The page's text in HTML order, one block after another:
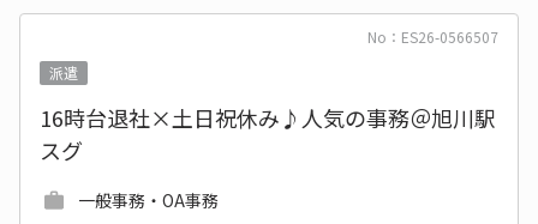
No：ES26-0566507
派遣
16時台退社×土日祝休み♪人気の事務＠旭川駅
スグ
一般事務・OA事務